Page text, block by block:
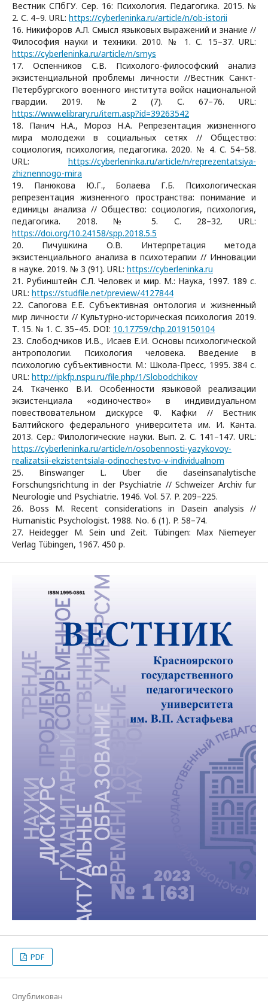
Вестник СПбГУ. Сер. 16: Психология. Педагогика. 2015. №
2. С. 4–9. URL: https://cyberleninka.ru/article/n/ob-istorii
16. Никифоров А.Л. Смысл языковых выражений и знание //
Философия науки и техники. 2010. № 1. С. 15–37. URL:
https://cyberleninka.ru/article/n/smys
17. Оспенников С.В. Психолого-философский анализ
экзистенциальной проблемы личности //Вестник Санкт-
Петербургского военного института войск национальной
гвардии. 2019. № 2 (7). С. 67–76. URL:
https://www.elibrary.ru/item.asp?id=39263542
18. Панич Н.А., Мороз Н.А. Репрезентация жизненного
мира молодежи в социальных сетях // Общество:
социология, психология, педагогика. 2020. № 4. С. 54–58.
URL: https://cyberleninka.ru/article/n/reprezentatsiya-
zhiznennogo-mira
19. Панюкова Ю.Г., Болаева Г.Б. Психологическая
репрезентация жизненного пространства: понимание и
единицы анализа // Общество: социология, психология,
педагогика. 2018. № 5. С. 28–32. URL:
https://doi.org/10.24158/spp.2018.5.5
20. Пичушкина О.В. Интерпретация метода
экзистенциального анализа в психотерапии // Инновации
в науке. 2019. № 3 (91). URL: https://cyberleninka.ru
21. Рубинштейн С.Л. Человек и мир. М.: Наука, 1997. 189 c.
URL: https://studfile.net/preview/4127844
22. Сапогова Е.Е. Субъективная онтология и жизненный
мир личности // Культурно-историческая психология 2019.
Т. 15. № 1. С. 35–45. DOI: 10.17759/chp.2019150104
23. Слободчиков И.В., Исаев Е.И. Основы психологической
антропологии. Психология человека. Введение в
психологию субъективности. М.: Школа-Пресс, 1995. 384 с.
URL: http://ipkfp.nspu.ru/file.php/1/Slobodchikov
24. Ткаченко В.И. Особенности языковой реализации
экзистенциала «одиночество» в индивидуальном
повествовательном дискурсе Ф. Кафки // Вестник
Балтийского федерального университета им. И. Канта.
2013. Сер.: Филологические науки. Вып. 2. С. 141–147. URL:
https://cyberleninka.ru/article/n/osobennosti-yazykovoy-
realizatsii-ekzistentsiala-odinochestvo-v-individualnom
25. Binswanger L. Uber die daseinsanalytische
Forschungsrichtung in der Psychiatrie // Schweizer Archiv fur
Neurologie und Psychiatrie. 1946. Vol. 57. P. 209–225.
26. Boss M. Recent considerations in Dasein analysis //
Humanistic Psychologist. 1988. No. 6 (1). P. 58–74.
27. Heidegger M. Sein und Zeit. Tübingen: Max Niemeyer
Verlag Tübingen, 1967. 450 p.
PDF
Опубликован